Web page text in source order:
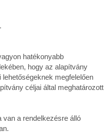
hatékonyabb
hogy az alapítvány
megfelelően
céljai által meghatározott
van a rendelkezésre álló